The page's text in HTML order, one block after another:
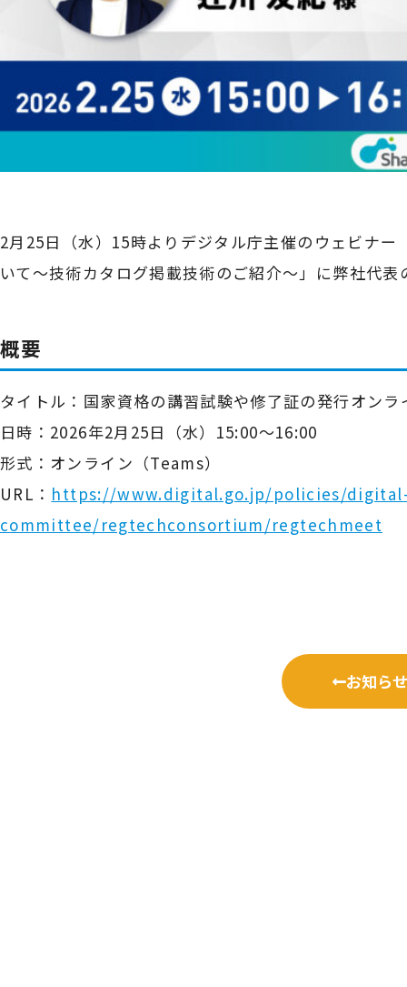
2月25日（水）15時よりデジタル庁主催のウェビナ
いて～技術カタログ掲載技術のご紹介～」に弊社代
概要
タイトル：国家資格の講習試験や修了証の発行オン
日時：2026年2月25日（水）15:00～16:00
形式：オンライン（Teams）
URL： https://www.digital.go.jp/policies/
committee/regtechconsortium/regtechmeet
お知ら